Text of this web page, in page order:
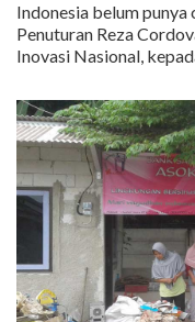
Indonesia belum punya
Penuturan Reza
Inovasi Nasional,